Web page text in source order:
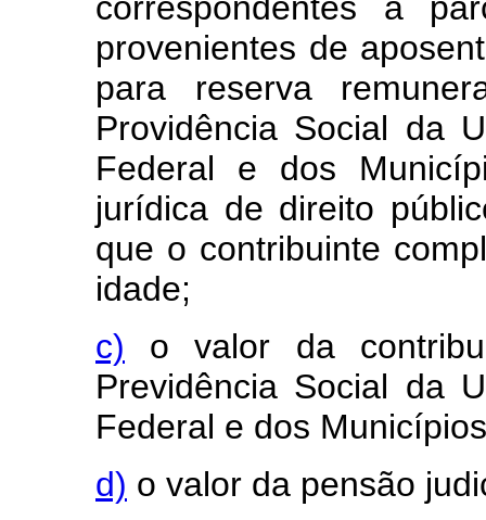
provenientes de
para reserva
Providência Social da
Federal e dos
jurídica de direito
que o contribuinte
idade;
c) o valor da
Previdência Social da
Federal e dos
d) o valor da pensão